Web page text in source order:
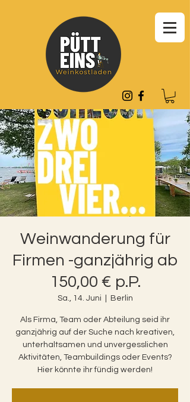
Weinwanderung für
Firmen -ganzjährig ab
150,00 € p.P.
Sa., 14. Juni Berlin
Als Firma, Team oder Abteilung seid ihr
ganzjährig auf der Suche nach kreativen,
unterhaltsamen und unvergesslichen
Aktivitäten, Teambuildings oder Events?
Hier könnte ihr fündig werden!